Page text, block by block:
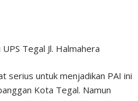
Tegal Jl. Halmahera
serius untuk menjadikan PAI ini
Kota Tegal. Namun